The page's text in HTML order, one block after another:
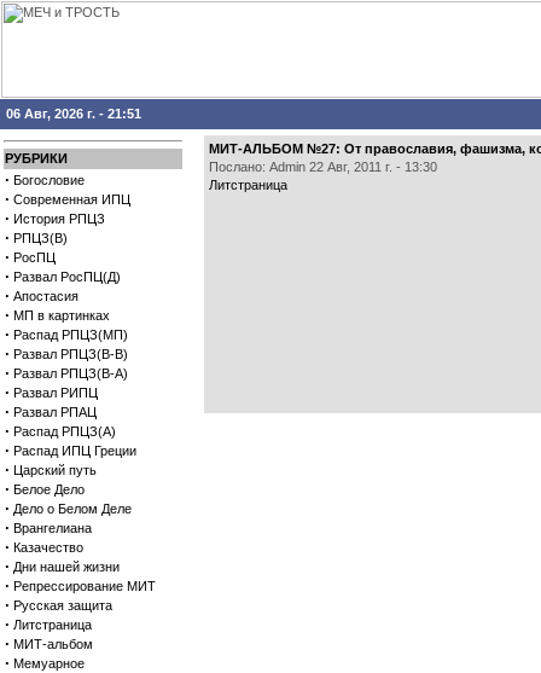
06 Авг, 2026 г. - 21:51
РУБРИКИ
· Богословие
· Современная ИПЦ
· История РПЦЗ
· РПЦЗ(В)
· РосПЦ
· Развал РосПЦ(Д)
· Апостасия
· МП в картинках
· Распад РПЦЗ(МП)
· Развал РПЦЗ(В-В)
· Развал РПЦЗ(В-А)
· Развал РИПЦ
· Развал РПАЦ
· Распад РПЦЗ(А)
· Распад ИПЦ Греции
· Царский путь
· Белое Дело
· Дело о Белом Деле
· Врангелиана
· Казачество
· Дни нашей жизни
· Репрессирование МИТ
· Русская защита
· Литстраница
· МИТ-альбом
· Мемуарное
МИТ-АЛЬБОМ №27: От православия, фашизма,
Послано: Admin 22 Авг, 2011 г. - 13:30
Литстраница